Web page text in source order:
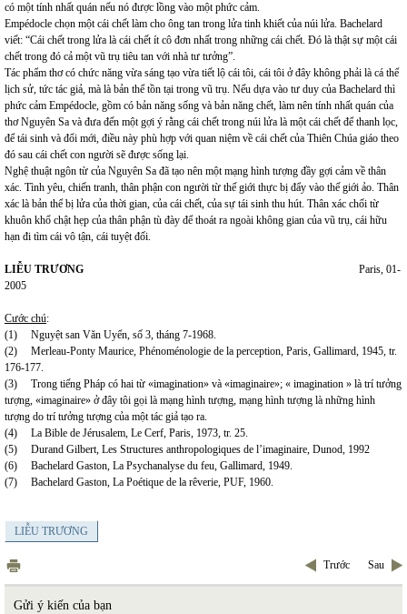
có một tính nhất quán nếu nó được lồng vào một phức cảm.
Empédocle chọn một cái chết làm cho ông tan trong lửa tinh khiết của núi lửa. Bachelard
viết: “Cái chết trong lửa là cái chết ít cô đơn nhất trong những cái chết. Đó là thật sự một cái
chết trong đó cả một vũ trụ tiêu tan với nhà tư tưởng”.
Tác phẩm thơ có chức năng vừa sáng tạo vừa tiết lộ cái tôi, cái tôi ở đây không phải là cá thể
lịch sử, tức tác giả, mà là bản thể tồn tại trong vũ trụ. Nếu dựa vào tư duy của Bachelard thì
phức cảm Empédocle, gồm có bản năng sống và bản năng chết, làm nên tính nhất quán của
thơ Nguyên Sa và đưa đến một gợi ý rằng cái chết trong núi lửa là một cái chết để thanh lọc,
để tái sinh và đổi mới, điều này phù hợp với quan niệm về cái chết của Thiên Chúa giáo theo
đó sau cái chết con người sẽ được sống lại.
Nghệ thuật ngôn từ của Nguyên Sa đã tạo nên một mạng hình tượng đầy gợi cảm về thân
xác. Tình yêu, chiến tranh, thân phận con người từ thế giới thực bị đẩy vào thế giới ảo. Thân
xác là bản thể bị lửa của thời gian, của cái chết, của sự tái sinh thu hút. Thân xác chối từ
khuôn khổ chật hẹp của thân phận tù đày để thoát ra ngoài không gian của vũ trụ, cái hữu
hạn đi tìm cái vô tận, cái tuyệt đối.
LIỄU TRƯƠNG Paris, 01-
2005
Cước chú:
(1) Nguyệt san Văn Uyển, số 3, tháng 7-1968.
(2) Merleau-Ponty Maurice, Phénoménologie de la perception, Paris, Gallimard, 1945, tr.
176-177.
(3) Trong tiếng Pháp có hai từ «imagination» và «imaginaire»; « imagination » là trí tưởng
tượng, «imaginaire» ở đây tôi gọi là mạng hình tượng, mạng hình tượng là những hình
tượng do trí tưởng tượng của một tác giả tạo ra.
(4) La Bible de Jérusalem, Le Cerf, Paris, 1973, tr. 25.
(5) Durand Gilbert, Les Structures anthropologiques de l’imaginaire, Dunod, 1992
(6) Bachelard Gaston, La Psychanalyse du feu, Gallimard, 1949.
(7) Bachelard Gaston, La Poétique de la rêverie, PUF, 1960.
LIỄU TRƯƠNG
Trước Sau
Gửi ý kiến của bạn